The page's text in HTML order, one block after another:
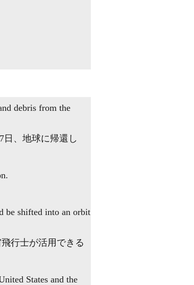
debris from the
日、地球に帰還し
be shifted into an orbit
行士が活用できる
States and the